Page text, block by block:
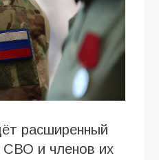
расширенный
СВО и членов их